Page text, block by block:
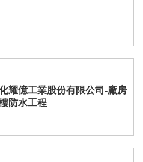
耀億工業股份有限公司-廠房
防水工程